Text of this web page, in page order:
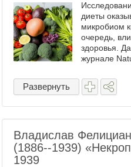
диеты
микробиом
очередь,
здоровья.
журнале
важность
богатого
Развернуть
Владислав
(1886--1939)
1939